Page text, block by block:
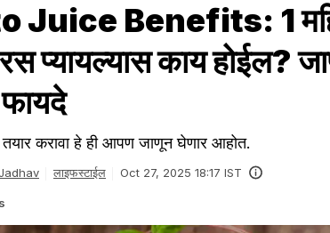
Juice Benefits: 1
प्यायल्यास काय होईल?
तयार करावा हे ही आपण जाणून घेणार आहोत.
लाइफस्टाईल Oct 27, 2025 18:17 IST